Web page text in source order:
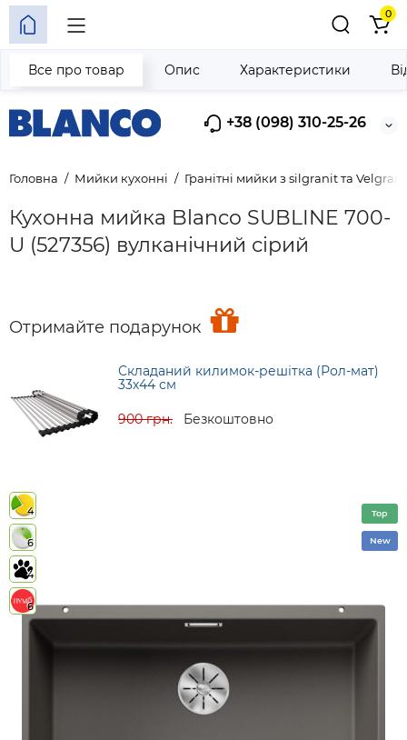
+38 (098) 310-25-26
0
Головна Мийки кухонні Гранітні мийки з silgranit та
Кухонна мийка Blanco SUBLINE 700-
U (527356) вулканічний сірий
Отримайте подарунок
Складаний килимок-решітка (Рол-мат)
33х44 см
900 грн. Безкоштовно
Все про товар Опис Характеристики
4
6
4
6
Top
New